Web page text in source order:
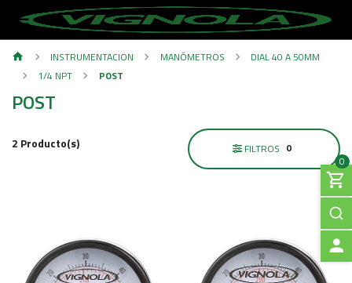
0
A
INSTRUMENTACION MANÓMETROS
DIAL 40 A 50MM
1/4 NPT
POST
POST
2 Producto(s) FILTROS 0